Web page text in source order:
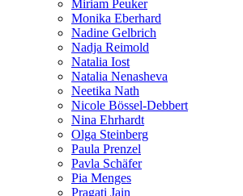
Miriam Peuker
Monika Eberhard
Nadine Gelbrich
Nadja Reimold
Natalia Iost
Natalia Nenasheva
Neetika Nath
Nicole Bössel-Debbert
Nina Ehrhardt
Olga Steinberg
Paula Prenzel
Pavla Schäfer
Pia Menges
Pragati Jain